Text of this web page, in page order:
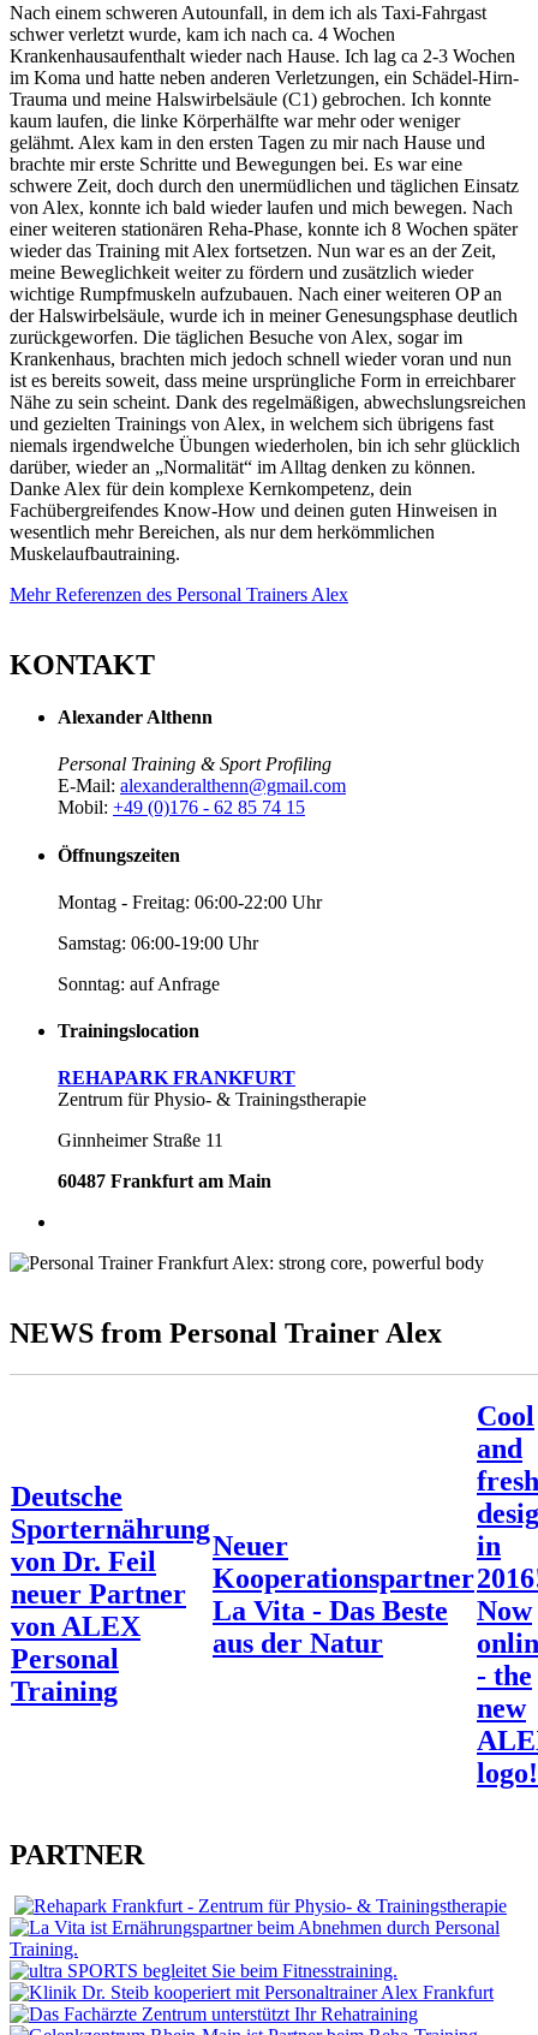
Nach einem schweren Autounfall, in dem ich als Taxi-Fahrgast
schwer verletzt wurde, kam ich nach ca. 4 Wochen
Krankenhausaufenthalt wieder nach Hause. Ich lag ca 2-3 Wochen
im Koma und hatte neben anderen Verletzungen, ein Schädel-Hirn-
Trauma und meine Halswirbelsäule (C1) gebrochen. Ich konnte
kaum laufen, die linke Körperhälfte war mehr oder weniger
gelähmt. Alex kam in den ersten Tagen zu mir nach Hause und
brachte mir erste Schritte und Bewegungen bei. Es war eine
schwere Zeit, doch durch den unermüdlichen und täglichen Einsatz
von Alex, konnte ich bald wieder laufen und mich bewegen. Nach
einer weiteren stationären Reha-Phase, konnte ich 8 Wochen später
wieder das Training mit Alex fortsetzen. Nun war es an der Zeit,
meine Beweglichkeit weiter zu fördern und zusätzlich wieder
wichtige Rumpfmuskeln aufzubauen. Nach einer weiteren OP an
der Halswirbelsäule, wurde ich in meiner Genesungsphase deutlich
zurückgeworfen. Die täglichen Besuche von Alex, sogar im
Krankenhaus, brachten mich jedoch schnell wieder voran und nun
ist es bereits soweit, dass meine ursprüngliche Form in erreichbarer
Nähe zu sein scheint. Dank des regelmäßigen, abwechslungsreichen
und gezielten Trainings von Alex, in welchem sich übrigens fast
niemals irgendwelche Übungen wiederholen, bin ich sehr glücklich
darüber, wieder an „Normalität“ im Alltag denken zu können.
Danke Alex für dein komplexe Kernkompetenz, dein
Fachübergreifendes Know-How und deinen guten Hinweisen in
wesentlich mehr Bereichen, als nur dem herkömmlichen
Muskelaufbautraining.
Mehr Referenzen des Personal Trainers Alex
KONTAKT
Alexander Althenn
Personal Training & Sport Profiling
E-Mail: alexanderalthenn@gmail.com
Mobil: +49 (0)176 - 62 85 74 15
Öffnungszeiten
Montag - Freitag: 06:00-22:00 Uhr
Samstag: 06:00-19:00 Uhr
Sonntag: auf Anfrage
Trainingslocation
REHAPARK FRANKFURT
Zentrum für Physio- & Trainingstherapie
Ginnheimer Straße 11
60487 Frankfurt am Main
NEWS from Personal Trainer Alex
Deutsche
Sporternährung
von Dr. Feil
neuer Partner
von ALEX
Personal
Training
Neuer
Kooperationspartner
La Vita - Das Beste
aus der Natur
Cool
and
fresh
in
Now
- the
new
logo!
PARTNER